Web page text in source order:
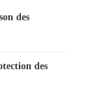
des
des